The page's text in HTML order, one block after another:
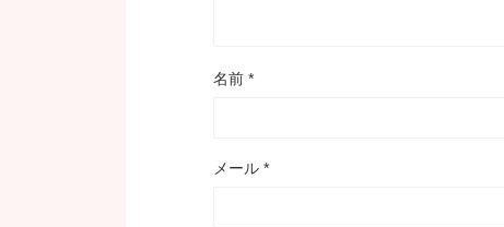
名前 *
メール *